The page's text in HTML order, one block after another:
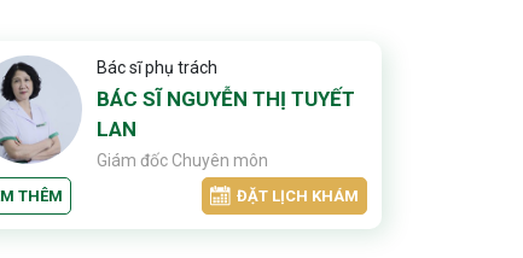
Bác sĩ phụ trách
BÁC SĨ NGUYỄN THỊ TUYẾT
LAN
Giám đốc Chuyên môn
THÊM ĐẶT LỊCH KHÁM